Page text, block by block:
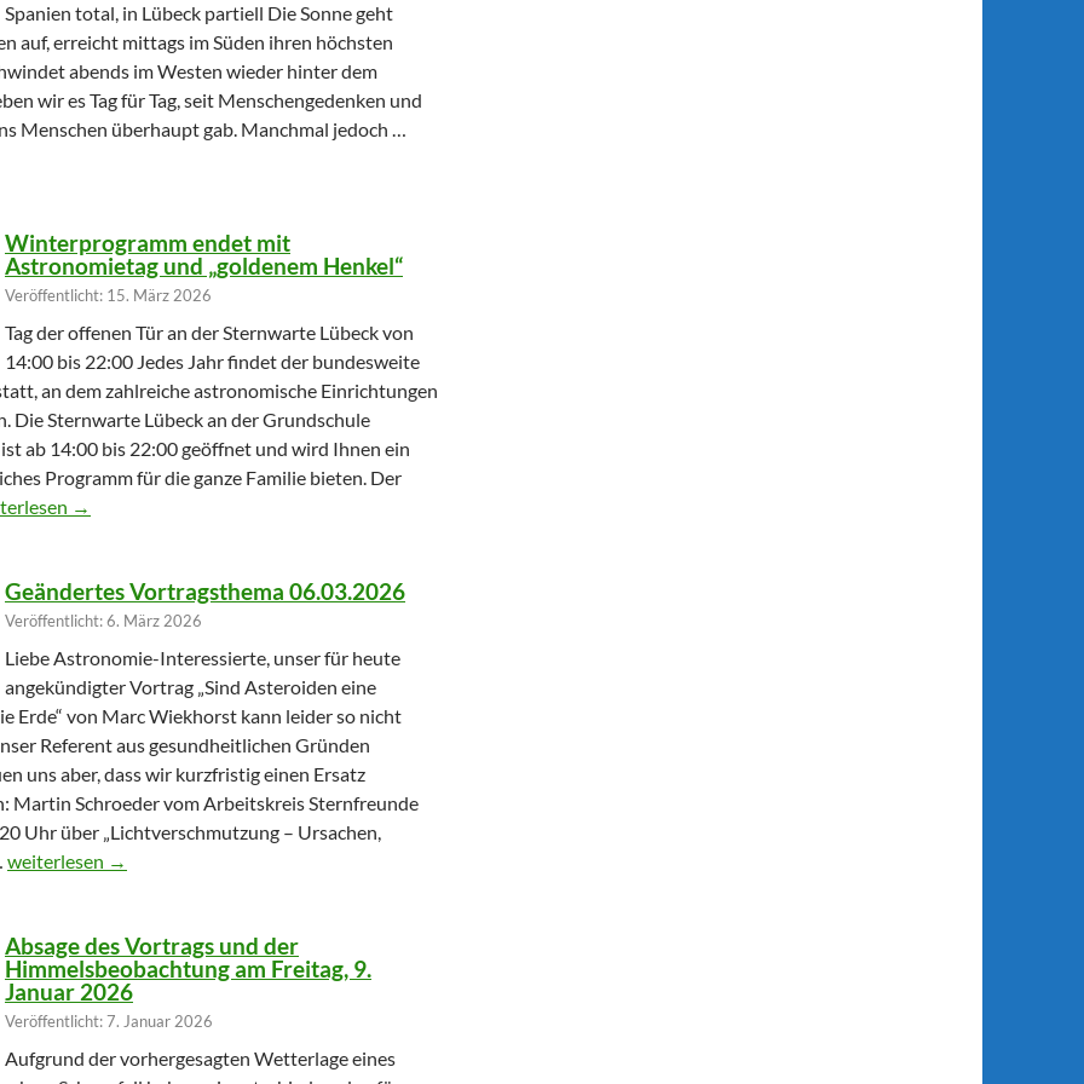
Spanien total, in Lübeck partiell Die Sonne geht
auf, erreicht mittags im Süden ihren höchsten
abends im Westen wieder hinter dem
wir es Tag für Tag, seit Menschengedenken und
Menschen überhaupt gab. Manchmal jedoch …
Licht verliert
Winterprogramm endet mit
Astronomietag und „goldenem Henkel“
Veröffentlicht: 15. März 2026
Tag der offenen Tür an der Sternwarte Lübeck von
14:00 bis 22:00 Jedes Jahr findet der bundesweite
an dem zahlreiche astronomische Einrichtungen
Die Sternwarte Lübeck an der Grundschule
ab 14:00 bis 22:00 geöffnet und wird Ihnen ein
Programm für die ganze Familie bieten. Der
endet mit Astronomietag und „goldenem Henkel“
→
Geändertes Vortragsthema 06.03.2026
Veröffentlicht: 6. März 2026
Liebe Astronomie-Interessierte, unser für heute
angekündigter Vortrag „Sind Asteroiden eine
Erde“ von Marc Wiekhorst kann leider so nicht
Referent aus gesundheitlichen Gründen
uns aber, dass wir kurzfristig einen Ersatz
Martin Schroeder vom Arbeitskreis Sternfreunde
Uhr über „Lichtverschmutzung – Ursachen,
Geändertes Vortragsthema 06.03.2026
weiterlesen →
Absage des Vortrags und der
Himmelsbeobachtung am Freitag, 9.
Januar 2026
Veröffentlicht: 7. Januar 2026
Aufgrund der vorhergesagten Wetterlage eines